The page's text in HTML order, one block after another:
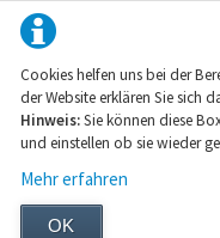
Cookies helfen uns bei der
der Website erklären Sie sich
Hinweis:Sie können diese
und einstellen ob sie wieder
Mehr erfahren
OK